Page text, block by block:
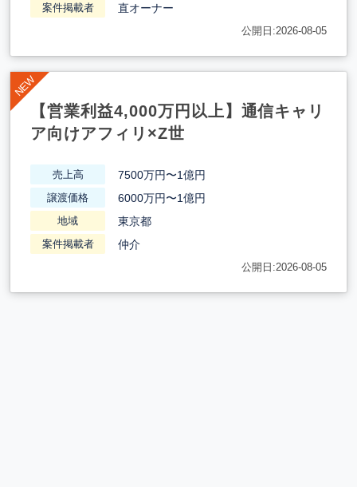
案件掲載者 直オーナー
公開日:2026-08-05
【営業利益4,000万円以上】通信キャリ
ア向けアフィリ×Z世
売上高 7500万円〜1億円
譲渡価格 6000万円〜1億円
地域 東京都
案件掲載者 仲介
公開日:2026-08-05